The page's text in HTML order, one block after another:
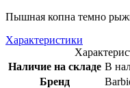
Пышная копна темно
Характеристики
Наличие на складе В
Бренд